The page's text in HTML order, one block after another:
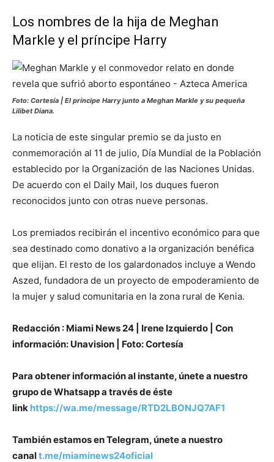
Los nombres de la hija de Meghan
Markle y el príncipe Harry
Foto: Cortesía | El príncipe Harry junto a Meghan Markle y su pequeña
Lilibet Diana.
La noticia de este singular premio se da justo en
conmemoración al 11 de julio, Día Mundial de la Población
establecido por la Organización de las Naciones Unidas.
De acuerdo con el Daily Mail, los duques fueron
reconocidos junto con otras nueve personas.
Los premiados recibirán el incentivo económico para que
sea destinado como donativo a la organización benéfica
que elijan. El resto de los galardonados incluye a Wendo
Aszed, fundadora de un proyecto de empoderamiento de
la mujer y salud comunitaria en la zona rural de Kenia.
Redacción : Miami News 24 | Irene Izquierdo | Con
información: Unavision | Foto: Cortesía
Para obtener información al instante, únete a nuestro
grupo de Whatsapp a través de éste
link https://wa.me/message/RTD2LBONJQ7AF1
También estamos en Telegram, únete a nuestro
canalt.me/miaminews24oficial